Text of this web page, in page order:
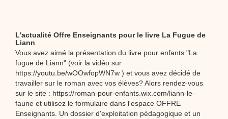
L'actualité Offre Enseignants pour le livre La Fugue de
Liann
Vous avez aimé la présentation du livre pour enfants "La
fugue de Liann" (voir la vidéo sur
https://youtu.be/wOOwfopWN7w ) et vous avez décidé de
travailler sur le roman avec vos élèves? Alors rendez-vous
sur le site : https://roman-pour-enfants.wix.com/liann-le-
faune et utilisez le formulaire dans l'espace OFFRE
Enseignants. Un dossier d'exploitation pédagogique et un